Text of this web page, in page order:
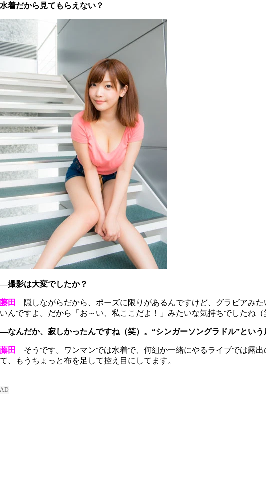
水着だから見てもらえない？
―撮影は大変でしたか？
藤田
隠しながらだから、ポーズに限りがあるんですけど、グラビアみ
いんですよ。だから「お～い、私ここだよ！」みたいな気持ちでしたね（
―なんだか、寂しかったんですね（笑）。“シンガーソングラドル”とい
藤田
そうです。ワンマンでは水着で、何組か一緒にやるライブでは露
て、もうちょっと布を足して控え目にしてます。